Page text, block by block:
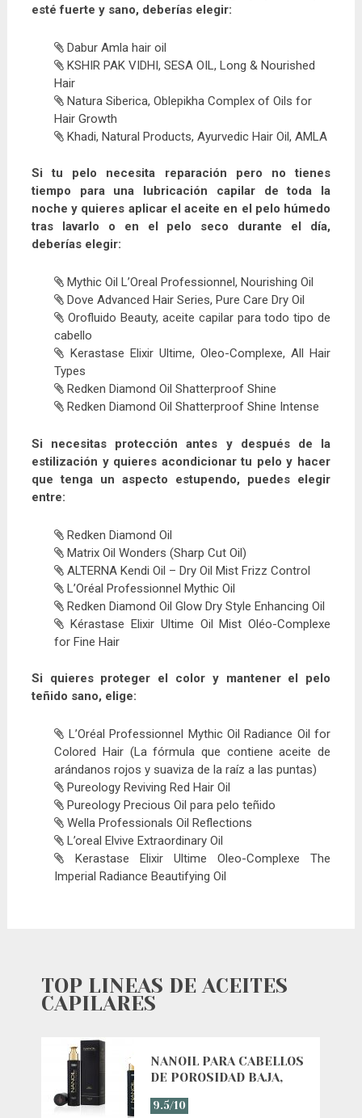
esté fuerte y sano, deberías elegir:
Dabur Amla hair oil
KSHIR PAK VIDHI, SESA OIL, Long & Nourished
Hair
Natura Siberica, Oblepikha Complex of Oils for
Hair Growth
Khadi, Natural Products, Ayurvedic Hair Oil, AMLA
Si tu pelo necesita reparación pero no tienes
tiempo para una lubricación capilar de toda la
noche y quieres aplicar el aceite en el pelo húmedo
tras lavarlo o en el pelo seco durante el día,
deberías elegir:
Mythic Oil L’Oreal Professionnel, Nourishing Oil
Dove Advanced Hair Series, Pure Care Dry Oil
Orofluido Beauty, aceite capilar para todo tipo de
cabello
Kerastase Elixir Ultime, Oleo-Complexe, All Hair
Types
Redken Diamond Oil Shatterproof Shine
Redken Diamond Oil Shatterproof Shine Intense
Si necesitas protección antes y después de la
estilización y quieres acondicionar tu pelo y hacer
que tenga un aspecto estupendo, puedes elegir
entre:
Redken Diamond Oil
Matrix Oil Wonders (Sharp Cut Oil)
ALTERNA Kendi Oil – Dry Oil Mist Frizz Control
L’Oréal Professionnel Mythic Oil
Redken Diamond Oil Glow Dry Style Enhancing Oil
Kérastase Elixir Ultime Oil Mist Oléo-Complexe
for Fine Hair
Si quieres proteger el color y mantener el pelo
teñido sano, elige:
L’Oréal Professionnel Mythic Oil Radiance Oil for
Colored Hair (La fórmula que contiene aceite de
arándanos rojos y suaviza de la raíz a las puntas)
Pureology Reviving Red Hair Oil
Pureology Precious Oil para pelo teñido
Wella Professionals Oil Reflections
L’oreal Elvive Extraordinary Oil
Kerastase Elixir Ultime Oleo-Complexe The
Imperial Radiance Beautifying Oil
TOP LÍNEAS DE ACEITES
CAPILARES
NANOIL PARA CABELLOS
DE POROSIDAD BAJA,
9.5/10